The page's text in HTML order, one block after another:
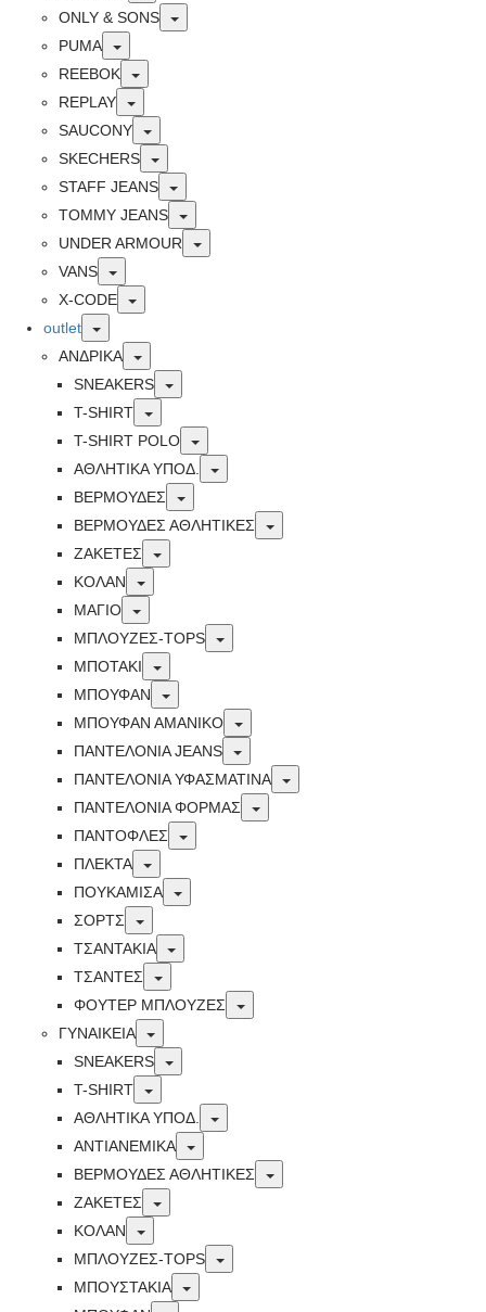
ONLY & SONS
Toggle
PUMA
Toggle
REEBOK
Toggle
REPLAY
Toggle
SAUCONY
Toggle
SKECHERS
Toggle
STAFF JEANS
Toggle
TOMMY JEANS
Toggle
UNDER ARMOUR
Toggle
VANS
Toggle
X-CODE
Toggle
outlet
Toggle
ΑΝΔΡΙΚΑ
Toggle
SNEAKERS
Toggle
T-SHIRT
Toggle
T-SHIRT POLO
Toggle
ΑΘΛΗΤΙΚΑ ΥΠΟΔ.
Toggle
ΒΕΡΜΟΥΔΕΣ
Toggle
ΒΕΡΜΟΥΔΕΣ ΑΘΛΗΤΙΚΕΣ
Toggle
ΖΑΚΕΤΕΣ
Toggle
ΚΟΛΑΝ
Toggle
ΜΑΓΙΟ
Toggle
ΜΠΛΟΥΖΕΣ-TOPS
Toggle
ΜΠΟΤΑΚΙ
Toggle
ΜΠΟΥΦΑΝ
Toggle
ΜΠΟΥΦΑΝ ΑΜΑΝΙΚΟ
Toggle
ΠΑΝΤΕΛΟΝΙΑ JEANS
Toggle
ΠΑΝΤΕΛΟΝΙΑ ΥΦΑΣΜΑΤΙΝΑ
Toggle
ΠΑΝΤΕΛΟΝΙΑ ΦΟΡΜΑΣ
Toggle
ΠΑΝΤΟΦΛΕΣ
Toggle
ΠΛΕΚΤΑ
Toggle
ΠΟΥΚΑΜΙΣΑ
Toggle
ΣΟΡΤΣ
Toggle
ΤΣΑΝΤΑΚΙΑ
Toggle
ΤΣΑΝΤΕΣ
Toggle
ΦΟΥΤΕΡ ΜΠΛΟΥΖΕΣ
Toggle
ΓΥΝΑΙΚΕΙΑ
Toggle
SNEAKERS
Toggle
T-SHIRT
Toggle
ΑΘΛΗΤΙΚΑ ΥΠΟΔ.
Toggle
ΑΝΤΙΑΝΕΜΙΚΑ
Toggle
ΒΕΡΜΟΥΔΕΣ ΑΘΛΗΤΙΚΕΣ
Toggle
ΖΑΚΕΤΕΣ
Toggle
ΚΟΛΑΝ
Toggle
ΜΠΛΟΥΖΕΣ-TOPS
Toggle
ΜΠΟΥΣΤΑΚΙΑ
Toggle